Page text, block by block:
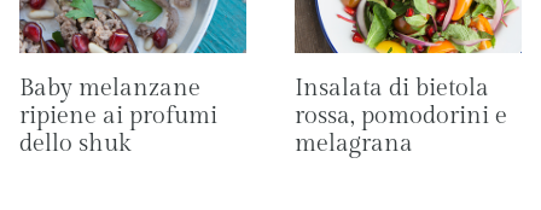
Baby melanzane
ripiene ai profumi
dello shuk
Insalata di bietola
rossa, pomodorini e
melagrana